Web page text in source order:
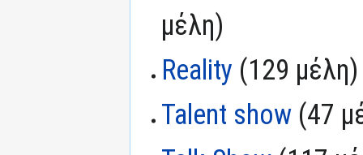
μέλη)
Reality ‏‎ (129 μέλη)
Talent show (47